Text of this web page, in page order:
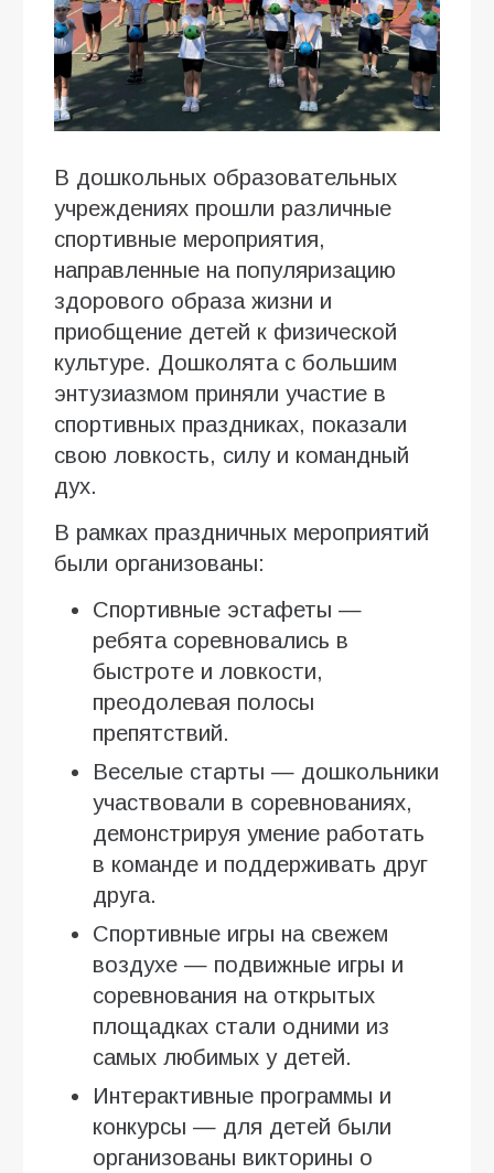
В дошкольных образовательных
учреждениях прошли различные
спортивные мероприятия,
направленные на популяризацию
здорового образа жизни и
приобщение детей к физической
культуре. Дошколята с большим
энтузиазмом приняли участие в
спортивных праздниках, показали
свою ловкость, силу и командный
дух.
В рамках праздничных мероприятий
были организованы:
Спортивные эстафеты —
ребята соревновались в
быстроте и ловкости,
преодолевая полосы
препятствий.
Веселые старты — дошкольники
участвовали в соревнованиях,
демонстрируя умение работать
в команде и поддерживать друг
друга.
Спортивные игры на свежем
воздухе — подвижные игры и
соревнования на открытых
площадках стали одними из
самых любимых у детей.
Интерактивные программы и
конкурсы — для детей были
организованы викторины о